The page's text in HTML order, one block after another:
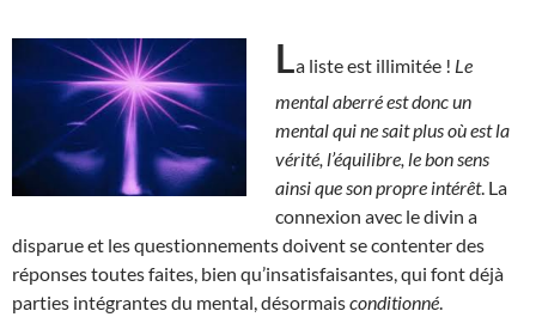
La liste est illimitée ! Le
mental aberré est donc un
mental qui ne sait plus où est la
vérité, l’équilibre, le bon sens
ainsi que son propre intérêt. La
connexion avec le divin a
disparue et les questionnements doivent se contenter des
réponses toutes faites, bien qu’insatisfaisantes, qui font déjà
parties intégrantes du mental, désormaisconditionné